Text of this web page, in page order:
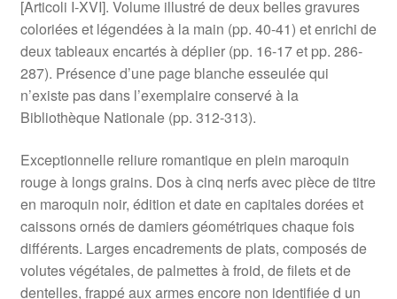
[Articoli I-XVI]. Volume illustré de deux belles gravures
coloriées et légendées à la main (pp. 40-41) et enrichi de
deux tableaux encartés à déplier (pp. 16-17 et pp. 286-
287). Présence d’une page blanche esseulée qui
n’existe pas dans l’exemplaire conservé à la
Bibliothèque Nationale (pp. 312-313).
Exceptionnelle reliure romantique en plein maroquin
rouge à longs grains. Dos à cinq nerfs avec pièce de titre
en maroquin noir, édition et date en capitales dorées et
caissons ornés de damiers géométriques chaque fois
différents. Larges encadrements de plats, composés de
volutes végétales, de palmettes à froid, de filets et de
dentelles, frappé aux armes encore non identifiée d un